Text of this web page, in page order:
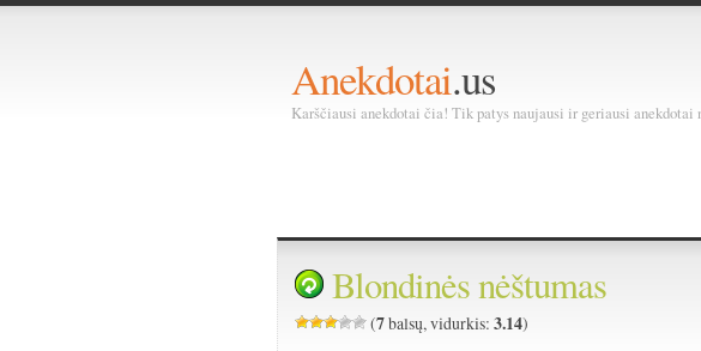
Anekdotai.us
Karščiausi anekdotai čia! Tik patys naujausi ir geriausi anekdotai
Blondinės nėštumas
(7balsų, vidurkis:3.14)